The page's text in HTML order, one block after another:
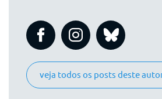
veja todos os posts deste